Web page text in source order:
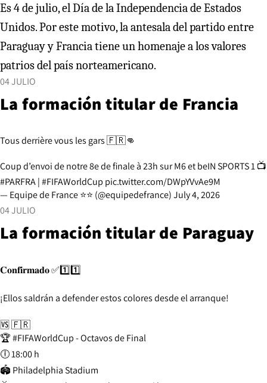
Es 4 de julio, el Día de la Independencia de Estados
Unidos. Por este motivo, la antesala del partido entre
Paraguay y Francia tiene un homenaje a los valores
patrios del país norteamericano.
04 JULIO
La formación titular de Francia
Tous derrière vous les gars 🇫🇷👊
Coup d’envoi de notre 8e de finale à 23h sur M6 et beIN SPORTS 1 📺
#PARFRA|#FIFAWorldCup pic.twitter.com/DWpYVvAe9M
— Equipe de France ⭐⭐ (@equipedefrance)July 4, 2026
04 JULIO
La formación titular de Paraguay
𝐂𝐨𝐧𝐟𝐢𝐫𝐦𝐚𝐝𝐨 ✅1️⃣1️⃣
¡Ellos saldrán a defender estos colores desde el arranque!
🆚 🇫🇷
🏆#FIFAWorldCup- Octavos de Final
🕕 18:00 h
🏟️ Philadelphia Stadium